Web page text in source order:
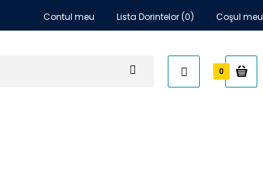
Contul meu Lista Dorintelor (0) Coşul meu
0